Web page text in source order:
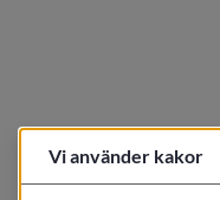
Vi använder kakor